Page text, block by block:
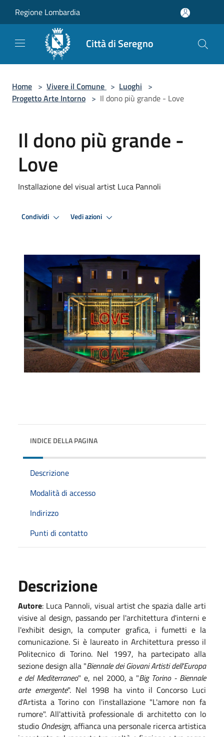
Regione Lombardia
Città di Seregno
Home > Vivere il Comune > Luoghi >
Progetto Arte Intorno > Il dono più grande - Love
Il dono più grande -
Love
Installazione del visual artist Luca Pannoli
Condividi Vedi azioni
INDICE DELLA PAGINA
Descrizione
Modalità di accesso
Indirizzo
Punti di contatto
Descrizione
Autore: Luca Pannoli, visual artist che spazia dalle arti
visive al design, passando per l'architettura d'interni e
l'exhibit design, la computer grafica, i fumetti e la
comunicazione. Si è laureato in Architettura presso il
Politecnico di Torino. Nel 1997, ha partecipato alla
sezione design alla "Biennale dei Giovani Artisti dell'Europa
e del Mediterraneo" e, nel 2000, a "Big Torino - Biennale
arte emergente". Nel 1998 ha vinto il Concorso Luci
d'Artista a Torino con l'installazione "L'amore non fa
rumore". All'attività professionale di architetto con lo
studio Ondesign, affianca una personale ricerca artistica